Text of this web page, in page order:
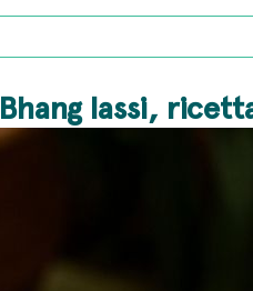
Bhang lassi,